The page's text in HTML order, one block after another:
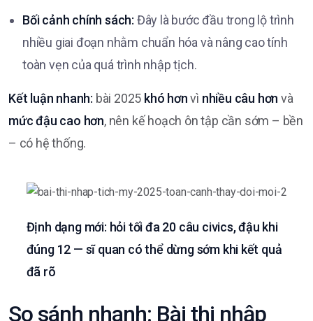
Bối cảnh chính sách: Đây là bước đầu trong lộ trình
nhiều giai đoạn nhằm chuẩn hóa và nâng cao tính
toàn vẹn của quá trình nhập tịch.
Kết luận nhanh: bài 2025 khó hơnvì nhiều câu hơn và
mức đậu cao hơn, nên kế hoạch ôn tập cần sớm – bền
– có hệ thống.
Định dạng mới: hỏi tối đa 20 câu civics, đậu khi
đúng 12 — sĩ quan có thể dừng sớm khi kết quả
đã rõ
So sánh nhanh: Bài thi nhập